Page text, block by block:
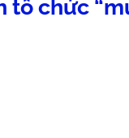
tổ chức